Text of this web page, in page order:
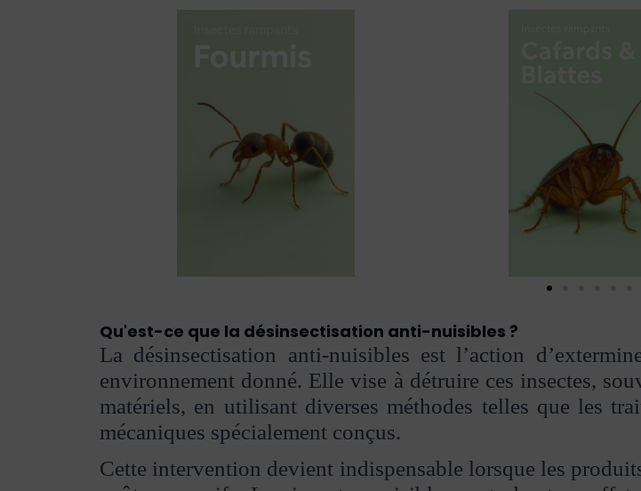
Qu'est-ce que la désinsectisation anti-nuisibles ?
La désinsectisation anti-nuisibles est l’action
environnement donné. Elle vise à détruire ces insectes,
matériels, en utilisant diverses méthodes telles que les
mécaniques spécialement conçus.
Cette intervention devient indispensable lorsque les